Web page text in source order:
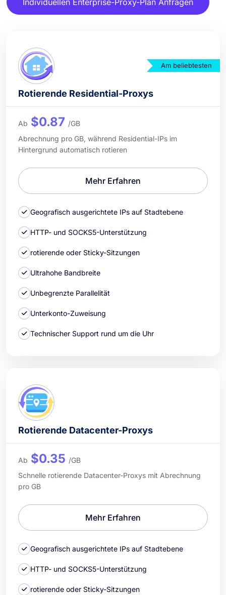
Am beliebtesten
Rotierende Residential-Proxys
Ab $0.87 /GB
Abrechnung pro GB, während Residential-IPs im
Hintergrund automatisch rotieren
Mehr Erfahren
Geografisch ausgerichtete IPs auf Stadtebene
HTTP- und SOCKS5-Unterstützung
rotierende oder Sticky-Sitzungen
Ultrahohe Bandbreite
Unbegrenzte Parallelität
Unterkonto-Zuweisung
Technischer Support rund um die Uhr
Rotierende Datacenter-Proxys
Ab $0.35 /GB
Schnelle rotierende Datacenter-Proxys mit Abrechnung
pro GB
Mehr Erfahren
Geografisch ausgerichtete IPs auf Stadtebene
HTTP- und SOCKS5-Unterstützung
rotierende oder Sticky-Sitzungen